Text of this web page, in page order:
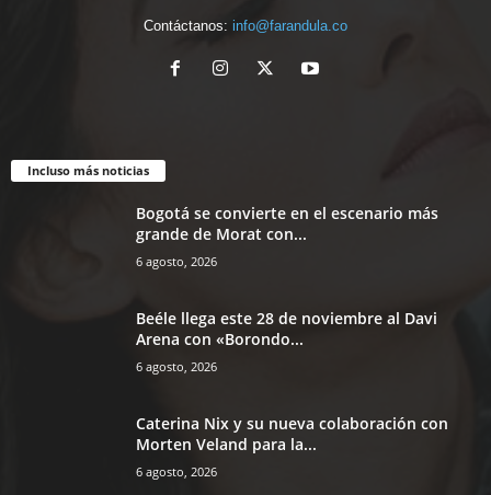
Contáctanos: info@farandula.co
Incluso más noticias
Bogotá se convierte en el escenario más
grande de Morat con...
6 agosto, 2026
Beéle llega este 28 de noviembre al Davi
Arena con «Borondo...
6 agosto, 2026
Caterina Nix y su nueva colaboración con
Morten Veland para la...
6 agosto, 2026